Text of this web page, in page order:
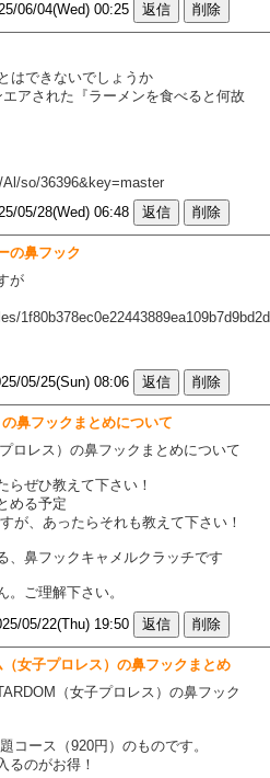
06/04(Wed) 00:25
はできないでしょうか
アされた『ラーメンを食べると何故
so/36396&key=master
05/28(Wed) 06:48
の鼻フック
が
05/25(Sun) 08:06
鼻フックまとめについて
ロレス）の鼻フックまとめについて
ぜひ教えて下さい！
める予定
が、あったらそれも教えて下さい！
、鼻フックキャメルクラッチです
ご理解下さい。
05/22(Thu) 19:50
（女子プロレス）の鼻フックまとめ
（女子プロレス）の鼻フック
コース（920円）のものです。
るのがお得！